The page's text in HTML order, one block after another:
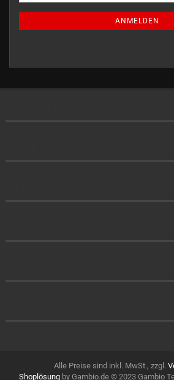
ANMELDEN
Alle Preise sind inkl. MwSt., zzgl.
Shoplösungby Gambio.de © 2023 Gambio